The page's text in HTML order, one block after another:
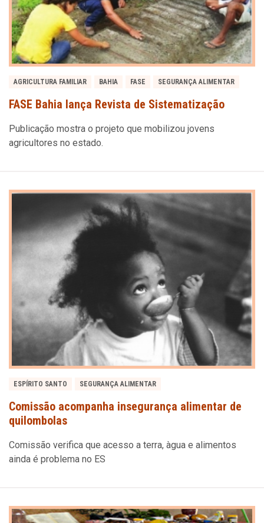
AGRICULTURA FAMILIAR BAHIA FASE SEGURANÇA ALIMENTAR
FASE Bahia lança Revista de Sistematização
Publicação mostra o projeto que mobilizou jovens
agricultores no estado.
ESPÍRITO SANTO SEGURANÇA ALIMENTAR
Comissão acompanha insegurança alimentar de
quilombolas
Comissão verifica que acesso a terra, àgua e alimentos
ainda é problema no ES